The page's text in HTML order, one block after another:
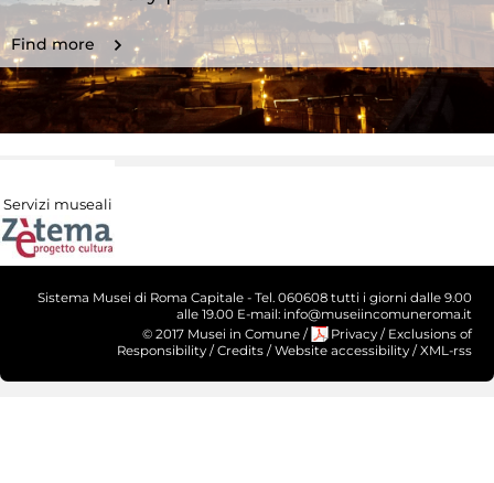
Find more
Servizi museali
Sistema Musei di Roma Capitale - Tel. 060608 tutti i giorni dalle 9.00
alle 19.00 E-mail: info@museiincomuneroma.it
© 2017 Musei in Comune / Privacy / Exclusions of
Responsibility /Credits /Website accessibility /XML-rss